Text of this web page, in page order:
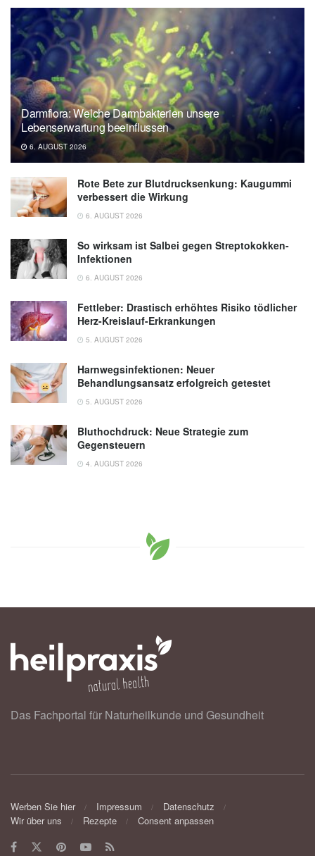
Darmflora: Welche Darmbakterien unsere
Lebenserwartung beeinflussen
6. AUGUST 2026
Rote Bete zur Blutdrucksenkung: Kaugummi
verbessert die Wirkung
6. AUGUST 2026
So wirksam ist Salbei gegen Streptokokken-
Infektionen
6. AUGUST 2026
Fettleber: Drastisch erhöhtes Risiko tödlicher
Herz-Kreislauf-Erkrankungen
5. AUGUST 2026
Harnwegsinfektionen: Neuer
Behandlungsansatz erfolgreich getestet
5. AUGUST 2026
Bluthochdruck: Neue Strategie zum
Gegensteuern
4. AUGUST 2026
Das Fachportal für Naturheilkunde und Gesundheit
Werben Sie hier Impressum
Datenschutz
Wir über uns
Rezepte Consent anpassen